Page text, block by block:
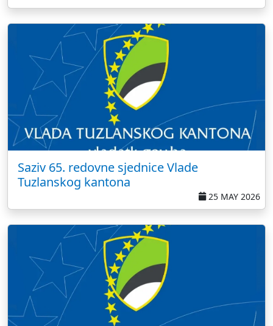
Saziv 65. redovne sjednice Vlade
Tuzlanskog kantona
25 MAY 2026